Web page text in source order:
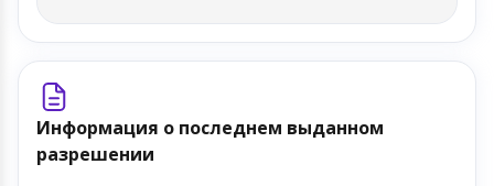
Информация о последнем выданном
разрешении